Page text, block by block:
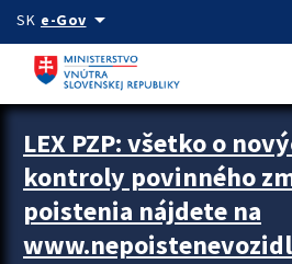
Preskocit na hlavný obsah
SK e-Govarrow_drop_down
Zastavit automatický posun upútavok
LEX PZP: všetko o
kontroly povinného
poistenia nájdete na